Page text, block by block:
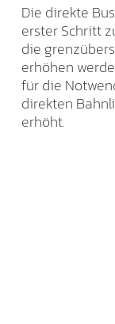
Die direkte
erster Schritt
die
erhöhen
für die
direkten
erhöht.